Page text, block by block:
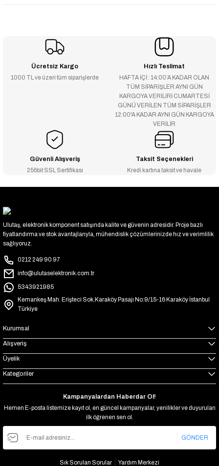
Ücretsiz Kargo
1000 TL ve üzeri tüm siparişlerde
Hızlı Teslimat
HAFTA İÇİ : 14:00’A KADAR OLAN
TÜM SİPARİŞLER AYNI GÜN
KARGOYA VERİLİRİ CUMARTESİ
GÜNÜ VERİLEN TÜM SİPARİŞLER
12:00'A KADAR AYNI GÜN KARGOYA
VERİLİR
Güvenli Alışveriş
256bit SSL Sertifikası
Taksit Seçenekleri
Kredi kartına taksit ve havale
Ulutaş, elektronik komponent satışında kalite ve güvenin adresidir. Proje bazlı
fiyatlandırma ve stok avantajlarıyla, mühendislik çözümlerinizde hız ve verimlilik
sağlıyoruz.
0212 249 90 97
info@ulutaselektronik.com.tr
5343921985
Kemankeş Mah. Erişteci Sok.Karaköy Pasajı No:9/15-16 Karaköy İstanbul
Türkiye
Kurumsal
Alışveriş
Üyelik
Kategoriler
Kampanyalardan Haberdar Ol!
Hemen E-posta listemize kayıt ol, en güncel kampanyalar, yenilikler ve duyuruları
ilk öğrenen sen ol.
GÖNDER
Sık Sorulan Sorular Yardım Merkezi